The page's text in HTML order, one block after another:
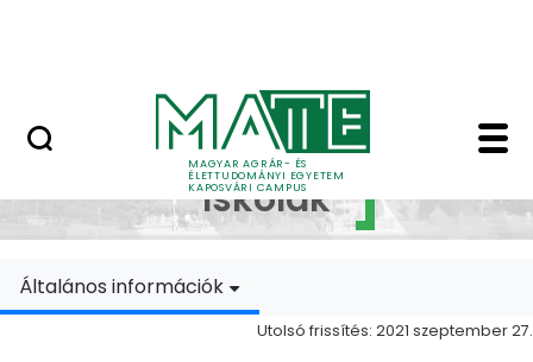
MAGYAR AGRÁR- ÉS
ÉLETTUDOMÁNYI EGYETEM
KAPOSVÁRI CAMPUS
Doktori Iskolák -
Doktori
Iskolák
Általános információk
Utolsó frissítés: 2021 szeptember 27.